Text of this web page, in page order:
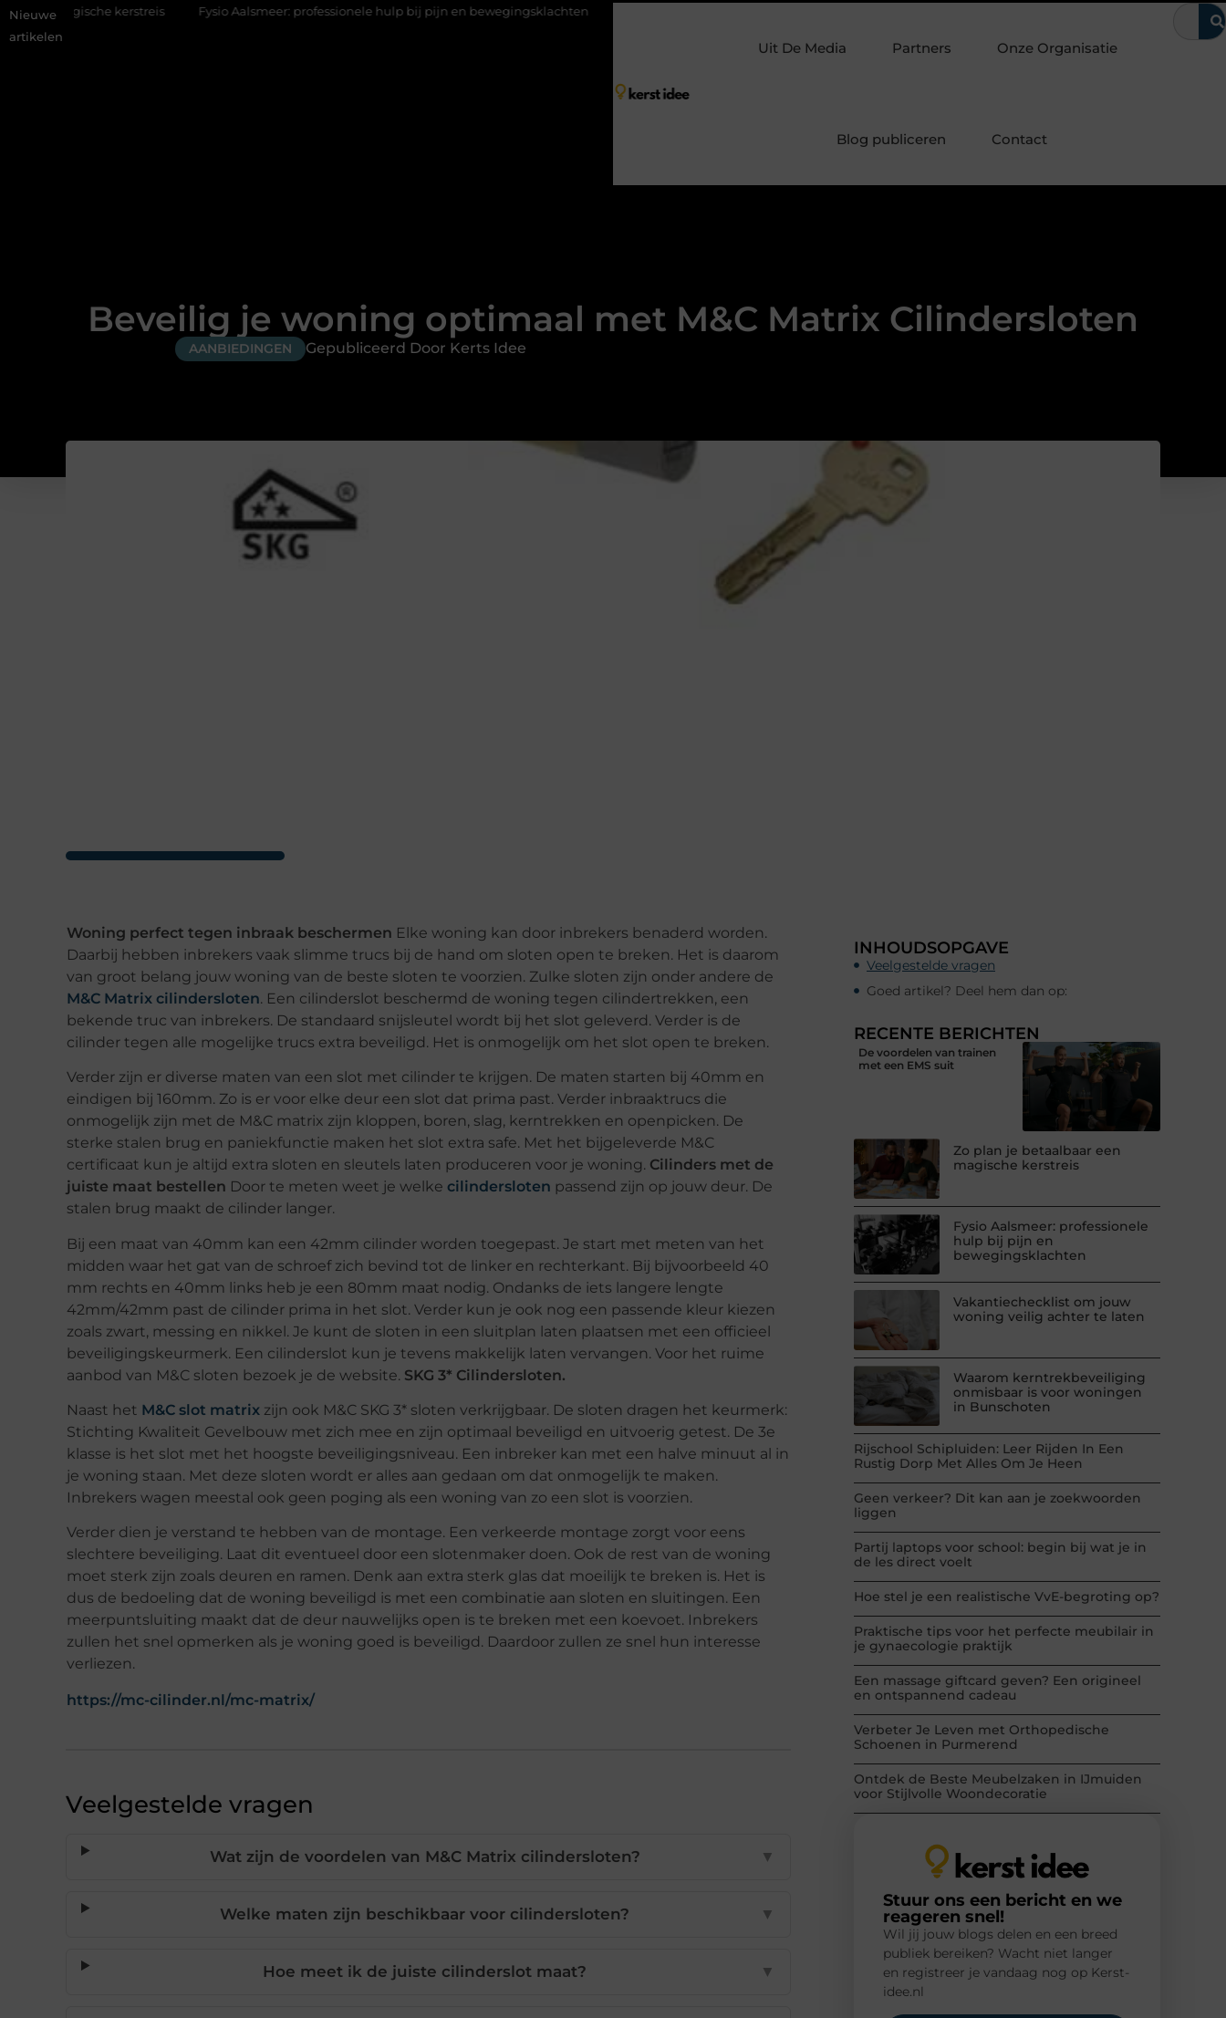
Nieuwe
artikelen
kerstreis Fysio Aalsmeer: professionele hulp bij pijn en bewegingsklachten Vakantiechecklist om jouw woning veilig achter te laten Waarom kerntrekbeveiliging onmisbaar is voor
Uit De Media Partners Onze Organisatie
Blog publiceren Contact
Beveilig je woning optimaal met M&C Matrix Cilindersloten
AANBIEDINGEN Gepubliceerd Door Kerts Idee
Woning perfect tegen inbraak beschermen Elke woning kan door inbrekers benaderd worden.
Daarbij hebben inbrekers vaak slimme trucs bij de hand om sloten open te breken. Het is daarom
van groot belang jouw woning van de beste sloten te voorzien. Zulke sloten zijn onder andere de
M&C Matrix cilindersloten. Een cilinderslot beschermd de woning tegen cilindertrekken, een
bekende truc van inbrekers. De standaard snijsleutel wordt bij het slot geleverd. Verder is de
cilinder tegen alle mogelijke trucs extra beveiligd. Het is onmogelijk om het slot open te breken.
Verder zijn er diverse maten van een slot met cilinder te krijgen. De maten starten bij 40mm en
eindigen bij 160mm. Zo is er voor elke deur een slot dat prima past. Verder inbraaktrucs die
onmogelijk zijn met de M&C matrix zijn kloppen, boren, slag, kerntrekken en openpicken. De
sterke stalen brug en paniekfunctie maken het slot extra safe. Met het bijgeleverde M&C
certificaat kun je altijd extra sloten en sleutels laten produceren voor je woning. Cilinders met de
juiste maat bestellen Door te meten weet je welke cilindersloten passend zijn op jouw deur. De
stalen brug maakt de cilinder langer.
Bij een maat van 40mm kan een 42mm cilinder worden toegepast. Je start met meten van het
midden waar het gat van de schroef zich bevind tot de linker en rechterkant. Bij bijvoorbeeld 40
mm rechts en 40mm links heb je een 80mm maat nodig. Ondanks de iets langere lengte
42mm/42mm past de cilinder prima in het slot. Verder kun je ook nog een passende kleur kiezen
zoals zwart, messing en nikkel. Je kunt de sloten in een sluitplan laten plaatsen met een officieel
beveiligingskeurmerk. Een cilinderslot kun je tevens makkelijk laten vervangen. Voor het ruime
aanbod van M&C sloten bezoek je de website. SKG 3* Cilindersloten.
Naast het M&C slot matrix zijn ook M&C SKG 3* sloten verkrijgbaar. De sloten dragen het keurmerk:
Stichting Kwaliteit Gevelbouw met zich mee en zijn optimaal beveiligd en uitvoerig getest. De 3e
klasse is het slot met het hoogste beveiligingsniveau. Een inbreker kan met een halve minuut al in
je woning staan. Met deze sloten wordt er alles aan gedaan om dat onmogelijk te maken.
Inbrekers wagen meestal ook geen poging als een woning van zo een slot is voorzien.
Verder dien je verstand te hebben van de montage. Een verkeerde montage zorgt voor eens
slechtere beveiliging. Laat dit eventueel door een slotenmaker doen. Ook de rest van de woning
moet sterk zijn zoals deuren en ramen. Denk aan extra sterk glas dat moeilijk te breken is. Het is
dus de bedoeling dat de woning beveiligd is met een combinatie aan sloten en sluitingen. Een
meerpuntsluiting maakt dat de deur nauwelijks open is te breken met een koevoet. Inbrekers
zullen het snel opmerken als je woning goed is beveiligd. Daardoor zullen ze snel hun interesse
verliezen.
https://mc-cilinder.nl/mc-matrix/
Veelgestelde vragen
Wat zijn de voordelen van M&C Matrix cilindersloten? ▼
Welke maten zijn beschikbaar voor cilindersloten? ▼
Hoe meet ik de juiste cilinderslot maat? ▼
INHOUDSOPGAVE
Veelgestelde vragen
Goed artikel? Deel hem dan op:
RECENTE BERICHTEN
De voordelen van trainen
met een EMS suit
Zo plan je betaalbaar een
magische kerstreis
Fysio Aalsmeer: professionele
hulp bij pijn en
bewegingsklachten
Vakantiechecklist om jouw
woning veilig achter te laten
Waarom kerntrekbeveiliging
onmisbaar is voor woningen
in Bunschoten
Rijschool Schipluiden: Leer Rijden In Een
Rustig Dorp Met Alles Om Je Heen
Geen verkeer? Dit kan aan je zoekwoorden
liggen
Partij laptops voor school: begin bij wat je in
de les direct voelt
Hoe stel je een realistische VvE-begroting op?
Praktische tips voor het perfecte meubilair in
je gynaecologie praktijk
Een massage giftcard geven? Een origineel
en ontspannend cadeau
Verbeter Je Leven met Orthopedische
Schoenen in Purmerend
Ontdek de Beste Meubelzaken in IJmuiden
voor Stijlvolle Woondecoratie
Stuur ons een bericht en we
reageren snel!
Wil jij jouw blogs delen en een breed
publiek bereiken? Wacht niet langer
en registreer je vandaag nog op Kerst-
idee.nl